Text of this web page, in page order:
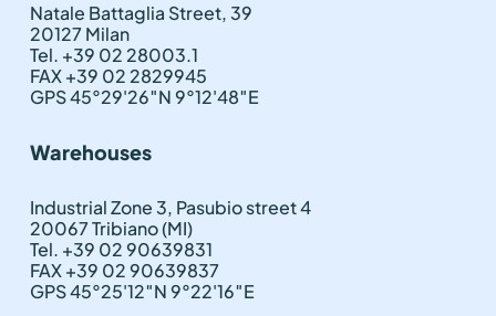
Natale Battaglia Street, 39
20127 Milan
Tel. +39 02 28003.1
FAX +39 02 2829945
GPS 45°29'26″N 9°12'48″E
Warehouses
Industrial Zone 3, Pasubio street 4
20067 Tribiano (MI)
Tel. +39 02 90639831
FAX +39 02 90639837
GPS 45°25'12″N 9°22'16″E